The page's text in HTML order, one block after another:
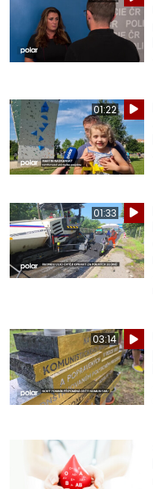
01:22
01:33
03:14